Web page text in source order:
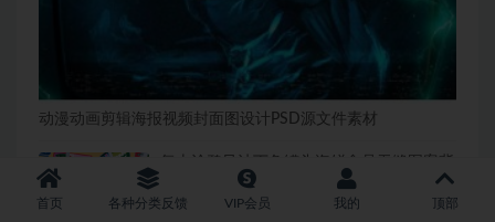
动漫动画剪辑海报视频封面图设计PSD源文件素材
复古涂鸦风沙丁鱼罐头海鲜食品无缝图案背
景扁平化AI矢量图形素材
首页 各种分类反馈 VIP会员 我的 顶部